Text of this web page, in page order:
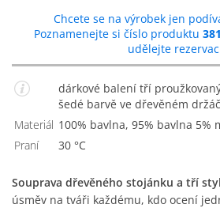
Chcete se na výrobek jen
Poznamenejte si číslo produktu
udělejte
dárkové balení tří proužkovaných utěrek v béžové a
šedé barvě ve dřevěném
Materiál
100% bavlna, 95% bavlna 5%
Praní
30 °C
Souprava dřevěného stojánku a tří
úsměv na tváři každému, kdo ocení